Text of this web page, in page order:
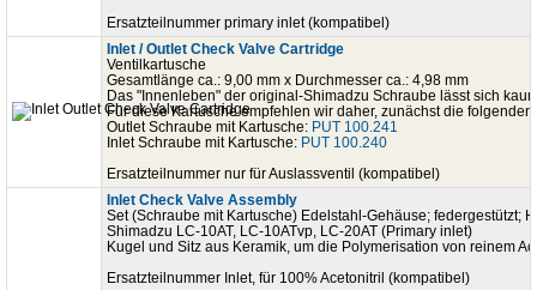
Ersatzteilnummer primary inlet (kompatibel)
Inlet / Outlet Check Valve Cartridge
Ventilkartusche
Gesamtlänge ca.: 9,00 mm x Durchmesser ca.: 4,98 mm
Das "Innenleben" der original-Shimadzu Schraube lässt sich
Für diese Kartusche empfehlen wir daher, zunächst die
Outlet Schraube mit Kartusche: PUT 100.241
Inlet Schraube mit Kartusche: PUT 100.240
Ersatzteilnummer nur für Auslassventil (kompatibel)
Inlet Check Valve Assembly
Set (Schraube mit Kartusche) Edelstahl-Gehäuse; federgestützt;
Shimadzu LC-10AT, LC-10ATvp, LC-20AT (Primary inlet)
Kugel und Sitz aus Keramik, um die Polymerisation von reinem
Ersatzteilnummer Inlet, für 100% Acetonitril (kompatibel)